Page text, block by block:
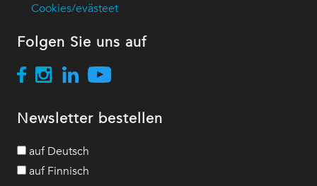
Cookies/evästeet
Folgen Sie uns auf
Newsletter bestellen
auf Deutsch
auf Finnisch